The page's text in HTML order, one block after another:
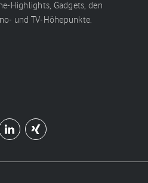
Highlights, Gadgets, den
und TV-Höhepunkte.